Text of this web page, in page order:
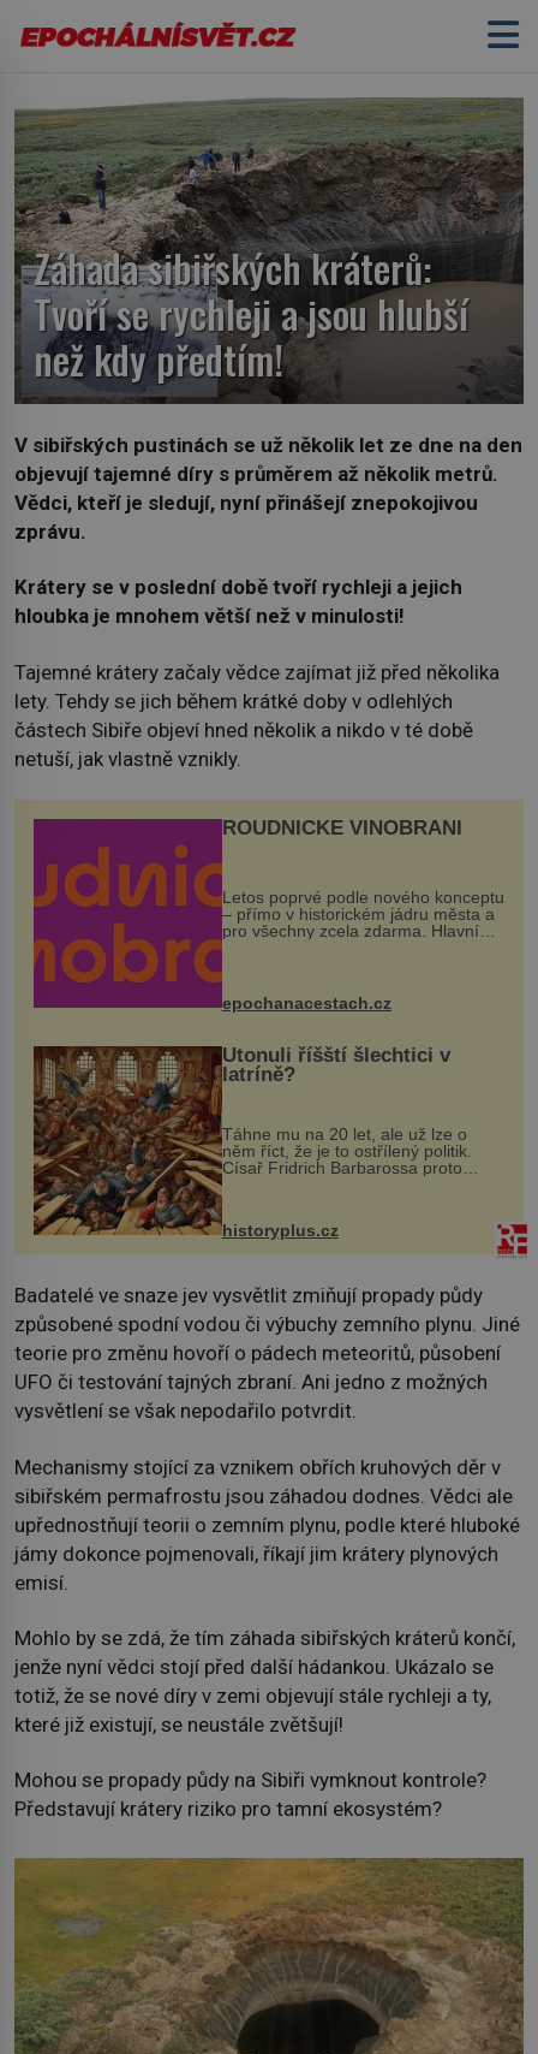
Záhada sibiřských kráterů:
Tvoří se rychleji a jsou hlubší
než kdy předtím!
V sibiřských pustinách se už několik let ze dne na den
objevují tajemné díry s průměrem až několik metrů.
Vědci, kteří je sledují, nyní přinášejí znepokojivou
zprávu.
Krátery se v poslední době tvoří rychleji a jejich
hloubka je mnohem větší než v minulosti!
Tajemné krátery začaly vědce zajímat již před několika
lety. Tehdy se jich během krátké doby v odlehlých
částech Sibiře objeví hned několik a nikdo v té době
netuší, jak vlastně vznikly.
ROUDNICKÉ VINOBRANÍ
Letos poprvé podle nového konceptu
– přímo v historickém jádru města a
pro všechny zcela zdarma. Hlavní
program se odehraje na Karlově a
mohou těšit na víno, burčák, pes...
epochanacestach.cz
Utonuli říšští šlechtici v
latríně?
Táhne mu na 20 let, ale už lze o
něm říct, že je to ostřílený politik.
Císař Fridrich Barbarossa proto
posílá svého syna a dědice Jindřicha
VI. do Erfurtu, aby se stal
prostředníkem při řešení sporu m...
historyplus.cz
Badatelé ve snaze jev vysvětlit zmiňují propady půdy
způsobené spodní vodou či výbuchy zemního plynu. Jiné
teorie pro změnu hovoří o pádech meteoritů, působení
UFO či testování tajných zbraní. Ani jedno z možných
vysvětlení se však nepodařilo potvrdit.
Mechanismy stojící za vznikem obřích kruhových děr v
sibiřském permafrostu jsou záhadou dodnes. Vědci ale
upřednostňují teorii o zemním plynu, podle které hluboké
jámy dokonce pojmenovali, říkají jim krátery plynových
emisí.
Mohlo by se zdá, že tím záhada sibiřských kráterů končí,
jenže nyní vědci stojí před další hádankou. Ukázalo se
totiž, že se nové díry v zemi objevují stále rychleji a ty,
které již existují, se neustále zvětšují!
Mohou se propady půdy na Sibiři vymknout kontrole?
Představují krátery riziko pro tamní ekosystém?